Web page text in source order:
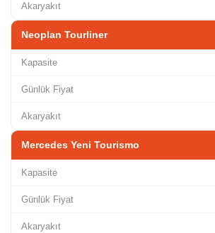
Akaryakıt
Neoplan Tourliner
Kapasite
Günlük Fiyat
Akaryakıt
Mercedes Yeni Tourismo
Kapasite
Günlük Fiyat
Akaryakıt